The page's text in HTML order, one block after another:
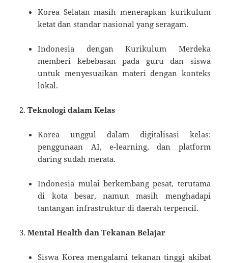
Korea Selatan masih menerapkan kurikulum
ketat dan standar nasional yang seragam.
Indonesia dengan Kurikulum Merdeka
memberi kebebasan pada guru dan siswa
untuk menyesuaikan materi dengan konteks
lokal.
Teknologi dalam Kelas
Korea unggul dalam digitalisasi kelas:
penggunaan AI, e-learning, dan platform
daring sudah merata.
Indonesia mulai berkembang pesat, terutama
di kota besar, namun masih menghadapi
tantangan infrastruktur di daerah terpencil.
Mental Health dan Tekanan Belajar
Siswa Korea mengalami tekanan tinggi akibat